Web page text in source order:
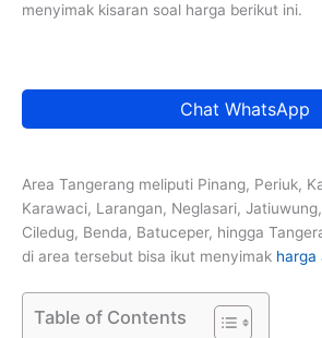
menyimak kisaran soal harga berikut ini.
Chat WhatsApp
Area Tangerang meliputi Pinang, Periuk,
Karawaci, Larangan, Neglasari,
Ciledug, Benda, Batuceper, hingga
di area tersebut bisa ikut menyimak harga
Table of Contents